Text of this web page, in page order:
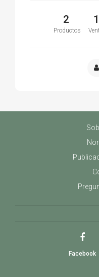
2
Productos
1
Facebook